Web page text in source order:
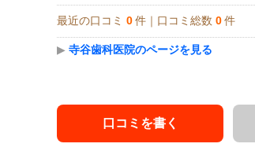
最近の口コミ 0 件｜口コミ総数 0 件
▶ 寺谷歯科医院のページを見る
口コミを書く